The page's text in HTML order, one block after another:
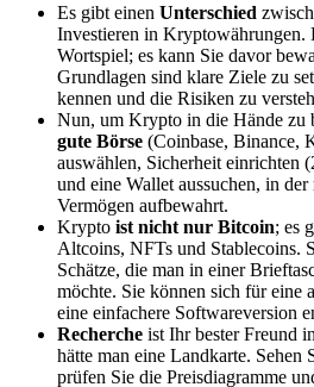
Es gibt einen Unterschied
Investieren in Kryptowährungen.
Wortspiel; es kann Sie davor
Grundlagen sind klare Ziele zu
kennen und die Risiken zu
Nun, um Krypto in die Hände zu
gute Börse (Coinbase, Binance,
auswählen, Sicherheit einrichten
und eine Wallet aussuchen, in
Vermögen aufbewahrt.
Krypto ist nicht nur Bitcoin; es
Altcoins, NFTs und Stablecoins.
Schätze, die man in einer
möchte. Sie können sich für eine
eine einfachere Softwareversion
Recherche ist Ihr bester Freund
hätte man eine Landkarte. Sehen
prüfen Sie die Preisdiagramme